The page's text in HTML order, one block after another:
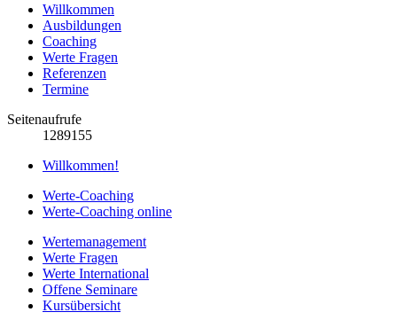
Willkommen
Ausbildungen
Coaching
Werte Fragen
Referenzen
Termine
Seitenaufrufe
1289155
Willkommen!
Werte-Coaching
Werte-Coaching online
Wertemanagement
Werte Fragen
Werte International
Offene Seminare
Kursübersicht